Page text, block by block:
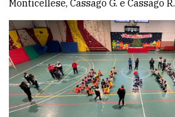
Monticellese, Cassago G. e Cassago R.